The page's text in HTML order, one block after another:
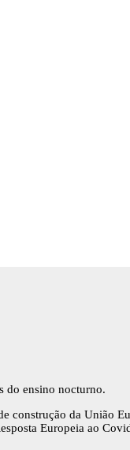
do ensino nocturno.
construção da União
Europeia ao